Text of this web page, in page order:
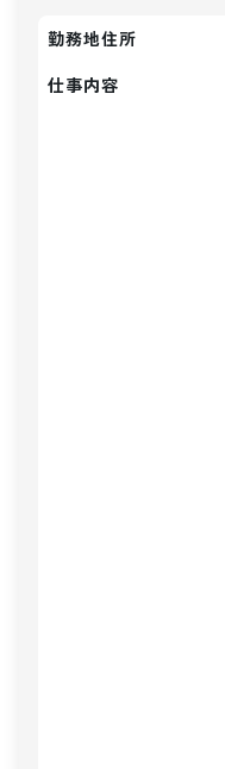
勤務地住所
仕事内容